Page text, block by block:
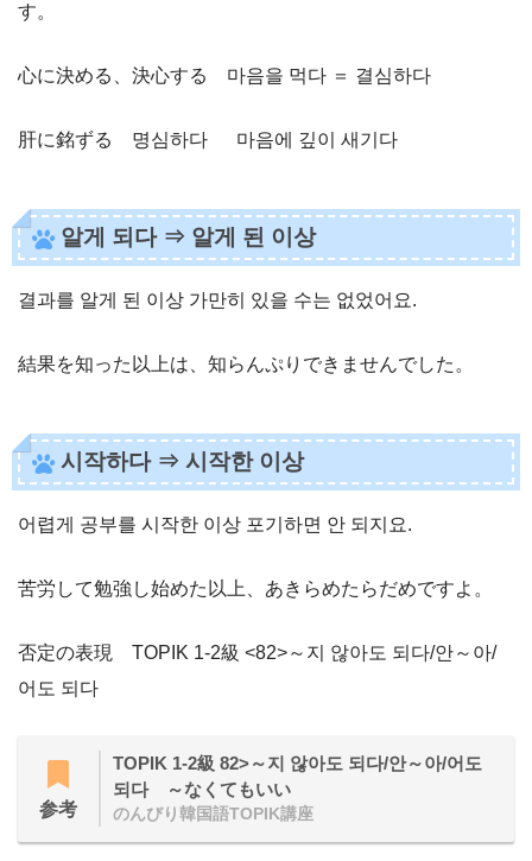
す。
心に決める、決心する 마음을 먹다 ＝ 결심하다
肝に銘ずる 명심하다 마음에 깊이 새기다
알게 되다 ⇒ 알게 된 이상
결과를 알게 된 이상 가만히 있을 수는 없었어요.
結果を知った以上は、知らんぷりできませんでした。
시작하다 ⇒ 시작한 이상
어렵게 공부를 시작한 이상 포기하면 안 되지요.
苦労して勉強し始めた以上、あきらめたらだめですよ。
否定の表現 TOPIK 1-2級 <82>～지 않아도 되다/안～아/
어도 되다
参考
TOPIK 1-2級 82>～지 않아도 되다/안～아/어도
되다 ～なくてもいい
のんびり韓国語TOPIK講座